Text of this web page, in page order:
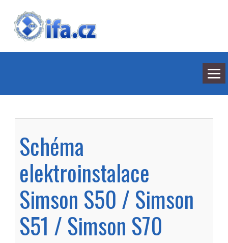
BARVY
KONTAKT
Schéma
elektroinstalace
Simson S50 / Simson
S51 / Simson S70